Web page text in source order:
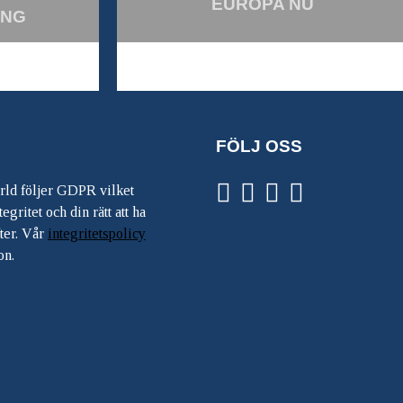
EUROPA NU
följer GDPR vilket
och din rätt att ha
Vår integritetspolicy
FÖLJ OSS